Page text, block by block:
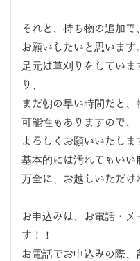
それと、持ち物の追加
お願いしたいと思います。
足元は草刈りをしてい
り、
まだ朝の早い時間だと
可能性もありますので、
よろしくお願いいたしま
基本的には汚れてもいい
万全に、お越しいただけ
お申込みは、お電話・
す！！
お電話でお申込みの際